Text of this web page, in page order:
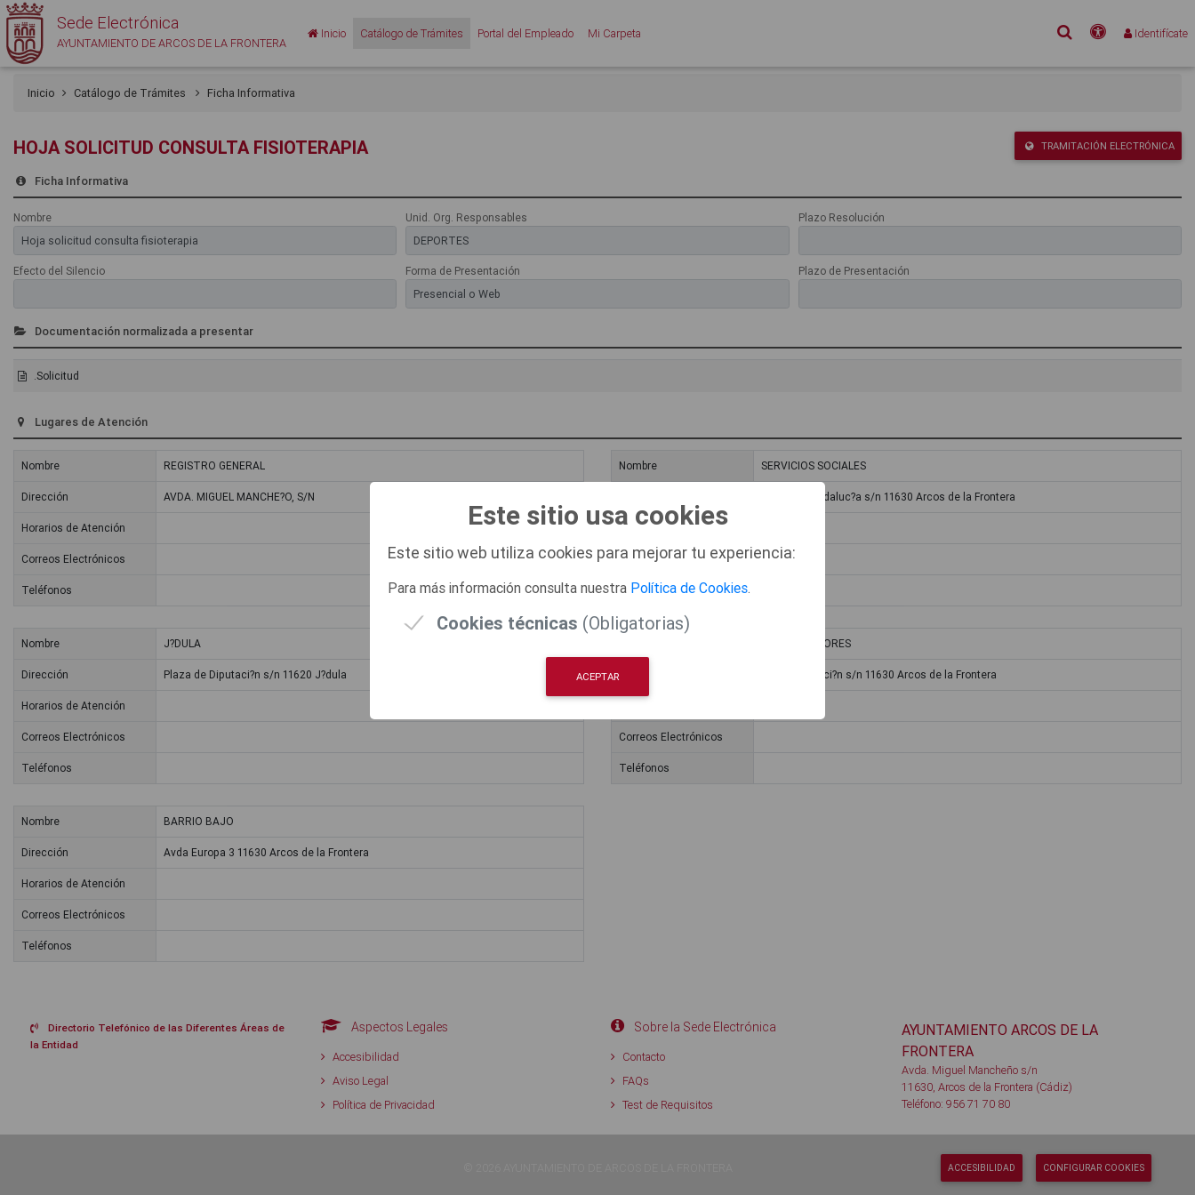
Sede Electrónica
AYUNTAMIENTO DE ARCOS DE LA FRONTERA
Inicio Catálogo de Trámites Portal del Empleado Mi Carpeta BuscarAccesibilidad
Identifícate
Inicio Catálogo de Trámites Ficha Informativa
HOJA SOLICITUD CONSULTA FISIOTERAPIA TRAMITACIÓN ELECTRÓNICA
Ficha Informativa
Nombre Unid. Org. Responsables Plazo Resolución
Efecto del Silencio Forma de Presentación Plazo de Presentación
Documentación normalizada a presentar
.Solicitud
Lugares de Atención
Nombre REGISTRO GENERAL
Dirección AVDA. MIGUEL MANCHE?O, S/N
Horarios de Atención
Correos Electrónicos
Teléfonos
Nombre SERVICIOS SOCIALES
Paseo de Andaluc?a s/n 11630 Arcos de la Frontera
Horarios de Atención
Correos Electrónicos
Teléfonos
Nombre J?DULA
Dirección Plaza de Diputaci?n s/n 11620 J?dula
Horarios de Atención
Correos Electrónicos
Teléfonos
EMPRENDEDORES
Avda. Diputaci?n s/n 11630 Arcos de la Frontera
Correos Electrónicos
Teléfonos
Nombre BARRIO BAJO
Dirección Avda Europa 3 11630 Arcos de la Frontera
Horarios de Atención
Correos Electrónicos
Teléfonos
Directorio Telefónico de las Diferentes Áreas de
la Entidad
Aspectos Legales
Accesibilidad
Aviso Legal
Política de Privacidad
Sobre la Sede Electrónica
Contacto
FAQs
Test de Requisitos
AYUNTAMIENTO ARCOS DE LA
FRONTERA
Avda. Miguel Mancheño s/n
11630, Arcos de la Frontera (Cádiz)
Teléfono: 956 71 70 80
ACCESIBILIDAD CONFIGURAR COOKIES
Este sitio usa cookies
Este sitio web utiliza cookies para mejorar tu experiencia:
Para más información consulta nuestra Política de Cookies.
Cookies técnicas (Obligatorias)
ACEPTAR